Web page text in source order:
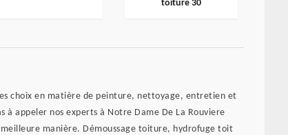
toiture 30
choix en matière de peinture, nettoyage, entretien et
à appeler nos experts à Notre Dame De La Rouviere
manière. Démoussage toiture, hydrofuge toit